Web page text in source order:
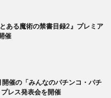
ある魔術の禁書目録2』プレミア
催
催の「みんなのパチンコ・パチ
レス発表会を開催